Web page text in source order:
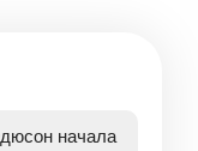
начала